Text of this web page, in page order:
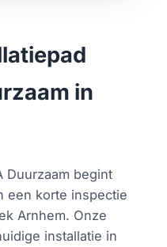
in
Duurzaam begint
een korte inspectie
Arnhem. Onze
installatie in